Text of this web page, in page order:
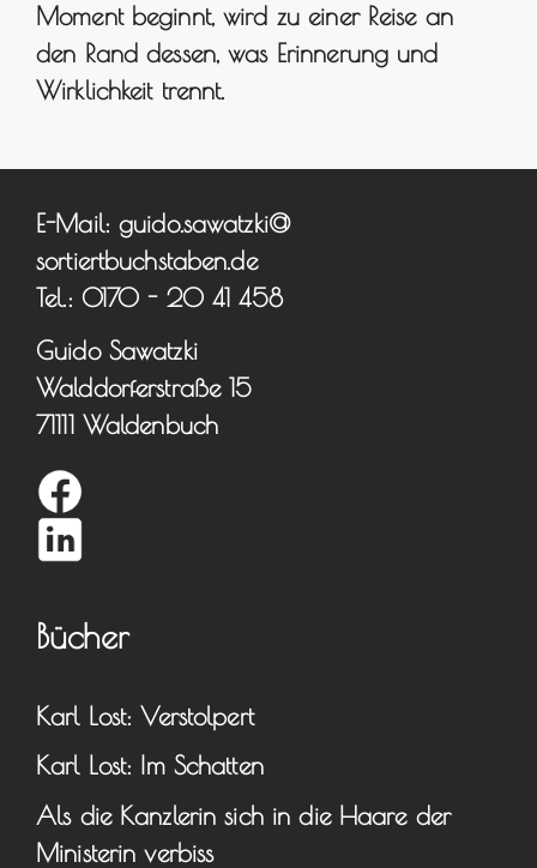
Moment beginnt, wird zu einer Reise an
den Rand dessen, was Erinnerung und
Wirklichkeit trennt.
E-Mail: guido.sawatzki@
sortiertbuchstaben.de
Tel.: 0170 - 20 41 458
Guido Sawatzki
Walddorferstraße 15
71111 Waldenbuch
Bücher
Karl Lost: Verstolpert
Karl Lost: Im Schatten
Als die Kanzlerin sich in die Haare der
Ministerin verbiss